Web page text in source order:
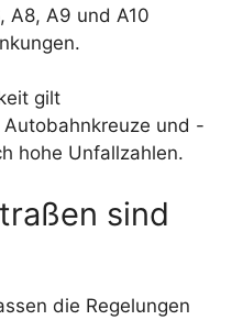
A8, A9 und A10
gilt
und -
hohe Unfallzahlen.
sind
die Regelungen